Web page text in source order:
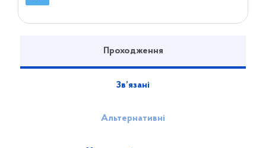
Проходження
Зв’язані
Альтернативні